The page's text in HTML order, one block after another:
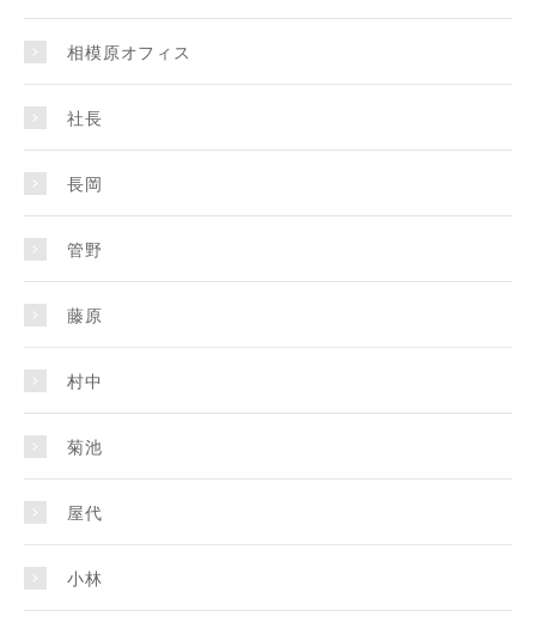
相模原オフィス
社長
長岡
管野
藤原
村中
菊池
屋代
小林